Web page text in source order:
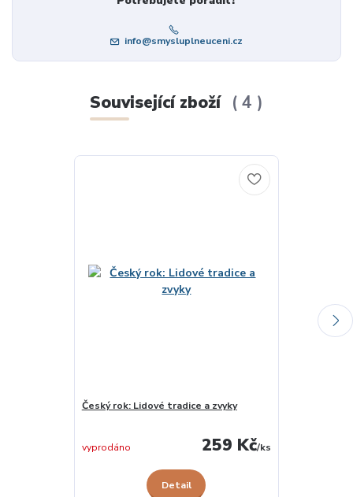
info@smysluplneuceni.cz
Související zboží 4
Český rok: Lidové tradice a zvyky
259 Kč/ks
vyprodáno
Detail